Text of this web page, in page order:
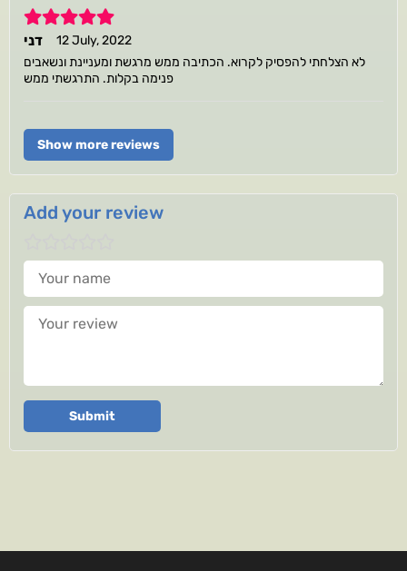
5
דני
12 July, 2022
לא הצלחתי להפסיק לקרוא. הכתיבה ממש מרגשת ומעניינת ונשאבים
פנימה בקלות. התרגשתי ממש
Show more reviews
Add your review
Your name
Your review
Submit